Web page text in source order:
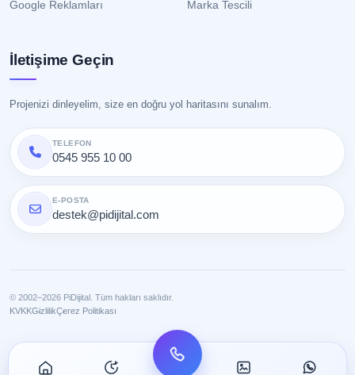
Google Reklamları
Marka Tescili
İletişime Geçin
Projenizi dinleyelim, size en doğru yol haritasını sunalım.
TELEFON
0545 955 10 00
E-POSTA
destek@pidijital.com
© 2002–2026 PiDijital. Tüm hakları saklıdır.
KVKKGizlilikÇerez Politikası